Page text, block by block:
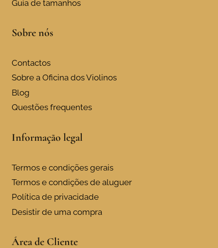
page
Guia de tamanhos
Sobre nós
Contactos
Sobre a Oficina dos Violinos
Blog
Questões frequentes
Informação legal
Termos e condições gerais
Termos e condições de aluguer
Política de privacidade
Desistir de uma compra
Área de Cliente